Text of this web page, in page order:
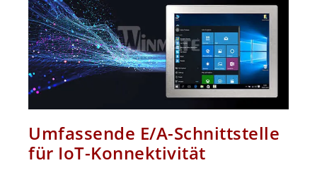
Umfassende E/A-Schnittstelle
für IoT-Konnektivität